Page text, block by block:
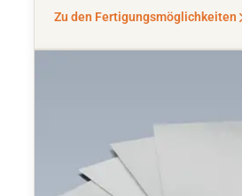
Zu den Fertigungsmöglichkeiten